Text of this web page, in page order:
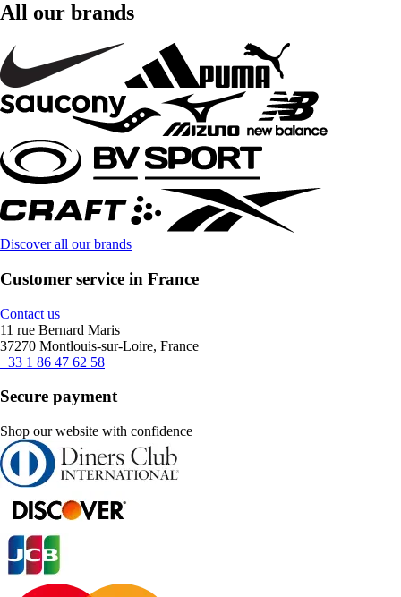
All our brands
Discover all our brands
Customer service in France
Contact us
11 rue Bernard Maris
37270 Montlouis-sur-Loire, France
+33 1 86 47 62 58
Secure payment
Shop our website with confidence